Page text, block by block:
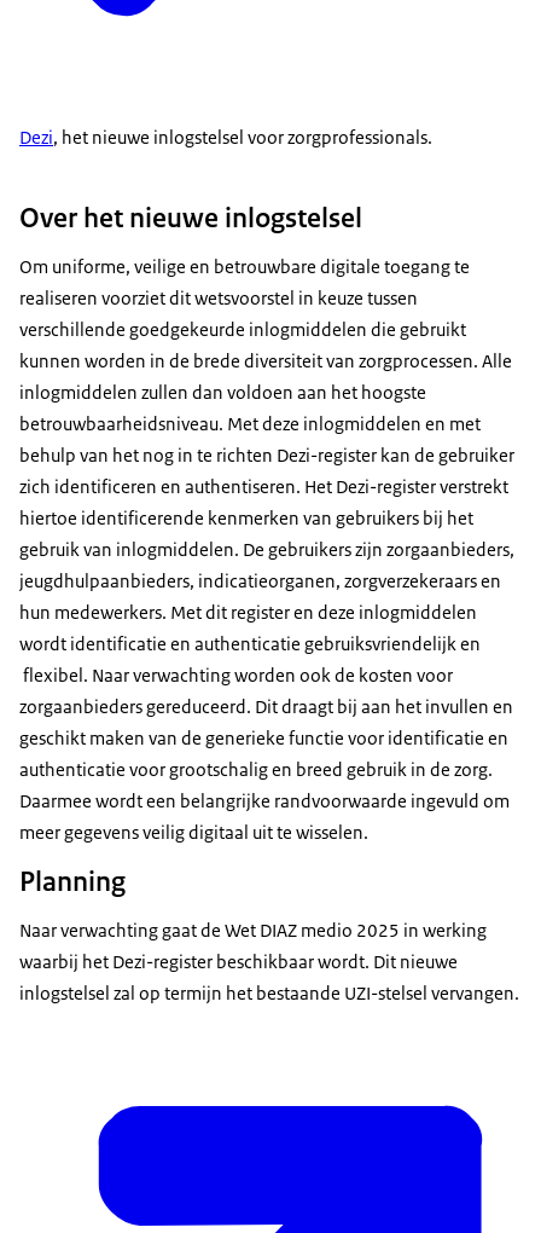
Dezi, het nieuwe inlogstelsel voor zorgprofessionals.
Over het nieuwe inlogstelsel
Om uniforme, veilige en betrouwbare digitale toegang te
realiseren voorziet dit wetsvoorstel in keuze tussen
verschillende goedgekeurde inlogmiddelen die gebruikt
kunnen worden in de brede diversiteit van zorgprocessen. Alle
inlogmiddelen zullen dan voldoen aan het hoogste
betrouwbaarheidsniveau. Met deze inlogmiddelen en met
behulp van het nog in te richten Dezi-register kan de gebruiker
zich identificeren en authentiseren. Het Dezi-register verstrekt
hiertoe identificerende kenmerken van gebruikers bij het
gebruik van inlogmiddelen. De gebruikers zijn zorgaanbieders,
jeugdhulpaanbieders, indicatieorganen, zorgverzekeraars en
hun medewerkers. Met dit register en deze inlogmiddelen
wordt identificatie en authenticatie gebruiksvriendelijk en
flexibel. Naar verwachting worden ook de kosten voor
zorgaanbieders gereduceerd. Dit draagt bij aan het invullen en
geschikt maken van de generieke functie voor identificatie en
authenticatie voor grootschalig en breed gebruik in de zorg.
Daarmee wordt een belangrijke randvoorwaarde ingevuld om
meer gegevens veilig digitaal uit te wisselen.
Planning
Naar verwachting gaat de Wet DIAZ medio 2025 in werking
waarbij het Dezi-register beschikbaar wordt. Dit nieuwe
inlogstelsel zal op termijn het bestaande UZI-stelsel vervangen.